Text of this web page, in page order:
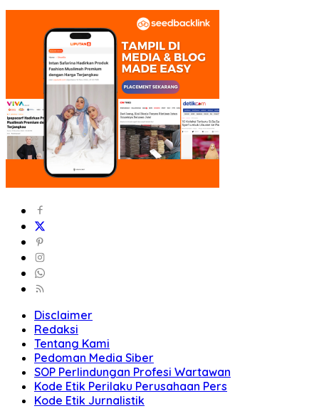
Disclaimer
Redaksi
Tentang Kami
Pedoman Media Siber
SOP Perlindungan Profesi Wartawan
Kode Etik Perilaku Perusahaan Pers
Kode Etik Jurnalistik